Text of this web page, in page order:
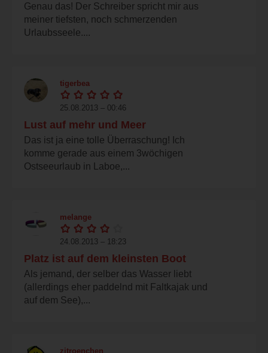
Genau das! Der Schreiber spricht mir aus
meiner tiefsten, noch schmerzenden
Urlaubsseele....
tigerbea
25.08.2013 – 00:46
Lust auf mehr und Meer
Das ist ja eine tolle Überraschung! Ich
komme gerade aus einem 3wöchigen
Ostseeurlaub in Laboe,...
melange
24.08.2013 – 18:23
Platz ist auf dem kleinsten Boot
Als jemand, der selber das Wasser liebt
(allerdings eher paddelnd mit Faltkajak und
auf dem See),...
zitroenchen